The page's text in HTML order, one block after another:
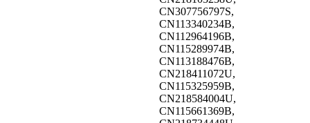
CN307756797S,
CN113340234B,
CN112964196B,
CN115289974B,
CN113188476B,
CN218411072U,
CN115325959B,
CN218584004U,
CN115661369B,